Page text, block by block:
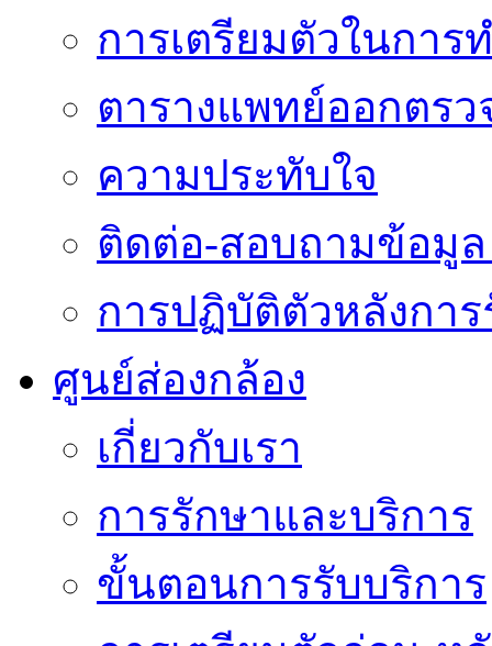
การเตรียมตัวในการ
ตารางแพทย์ออกตรว
ความประทับใจ
ติดต่อ-สอบถามข้อมู
การปฏิบัติตัวหลังการ
ศูนย์ส่องกล้อง
เกี่ยวกับเรา
การรักษาและบริการ
ขั้นตอนการรับบริการ